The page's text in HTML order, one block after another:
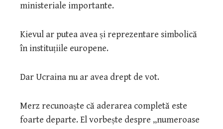
ministeriale importante.
Kievul ar putea avea și reprezentare simbolică
în instituțiile europene.
Dar Ucraina nu ar avea drept de vot.
Merz recunoaște că aderarea completă este
foarte departe. El vorbește despre „numeroase